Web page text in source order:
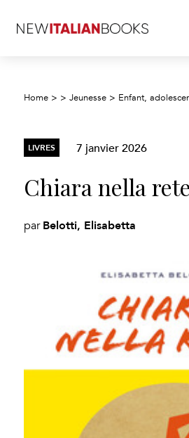
Home > >Jeunesse > Enfant,
LIVRES 7 janvier 2026
Chiara nella rete
par Belotti, Elisabetta